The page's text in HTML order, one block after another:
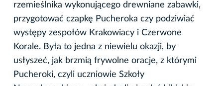
rzemieślnika wykonującego drewniane zabawki,
przygotować czapkę Pucheroka czy podziwiać
występy zespołów Krakowiacy i Czerwone
Korale. Była to jedna z niewielu okazji, by
usłyszeć, jak brzmią frywolne oracje, z którymi
Pucheroki, czyli uczniowie Szkoły